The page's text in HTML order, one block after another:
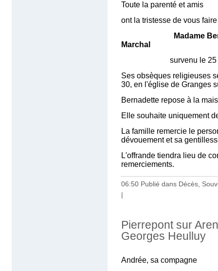
Toute la parenté et amis
ont la tristesse de vous
Madame
Marchal
survenu le 25 avril
Ses obsèques religieuses
30, en l'église de Granges
Bernadette repose à la
Elle souhaite uniquement
La famille remercie le
dévouement et sa
L'offrande tiendra lieu de
remerciements.
06:50 Publié dans Décès,
|
Pierrepont sur
Georges Heulluy
Andrée, sa compagne